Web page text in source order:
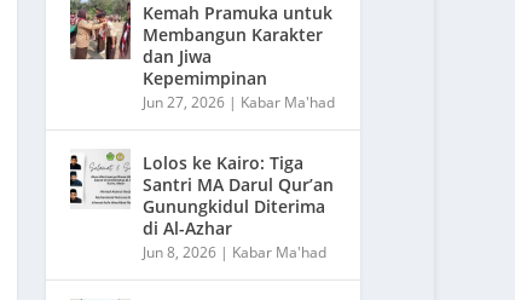
Kemah Pramuka untuk
Membangun Karakter
dan Jiwa
Kepemimpinan
Jun 27, 2026 | Kabar Ma'had
Lolos ke Kairo: Tiga
Santri MA Darul Qur’an
Gunungkidul Diterima
di Al-Azhar
Jun 8, 2026 | Kabar Ma'had